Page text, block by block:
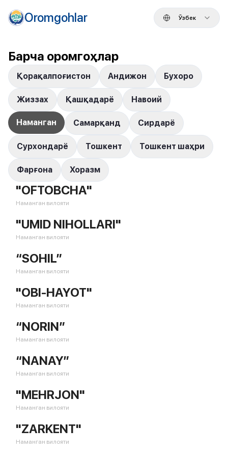
Oromgohlar Ўзбек
Барча оромгоҳлар
Қорақалпоғистон Андижон Бухоро
Жиззах Қашқадарё Навоий
Наманган Самарқанд Сирдарё
Сурхондарё Тошкент Тошкент шаҳри
Фарғона Хоразм
"OFTOBCHA"
Наманган вилояти
"UMID NIHOLLARI"
Наманган вилояти
“SOHIL”
Наманган вилояти
"OBI-HAYOT"
Наманган вилояти
“NORIN”
Наманган вилояти
“NANAY”
Наманган вилояти
"MEHRJON"
Наманган вилояти
"ZARKENT"
Наманган вилояти